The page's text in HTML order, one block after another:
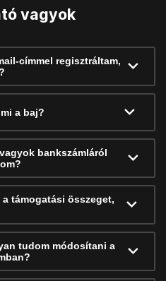
vagyok
címmel regisztráltam,
a baj?
bankszámláról
támogatási összeget,
tudom módosítani a